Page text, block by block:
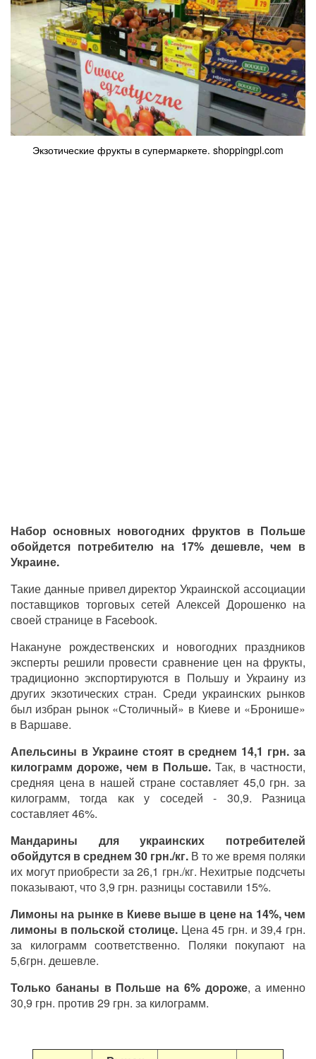
Экзотические фрукты в супермаркете. shoppingpl.com
Набор основных новогодних фруктов в Польше
обойдется потребителю на 17% дешевле, чем в
Украине.
Такие данные привел директор Украинской ассоциации
поставщиков торговых сетей Алексей Дорошенко на
своей странице в Facebook.
Накануне рождественских и новогодних праздников
эксперты решили провести сравнение цен на фрукты,
традиционно экспортируются в Польшу и Украину из
других экзотических стран. Среди украинских рынков
был избран рынок «Столичный» в Киеве и «Бронише»
в Варшаве.
Апельсины в Украине стоят в среднем 14,1 грн. за
килограмм дороже, чем в Польше. Так, в частности,
средняя цена в нашей стране составляет 45,0 грн. за
килограмм, тогда как у соседей - 30,9. Разница
составляет 46%.
Мандарины для украинских потребителей
обойдутся в среднем 30 грн./кг. В то же время поляки
их могут приобрести за 26,1 грн./кг. Нехитрые подсчеты
показывают, что 3,9 грн. разницы составили 15%.
Лимоны на рынке в Киеве выше в цене на 14%, чем
лимоны в польской столице. Цена 45 грн. и 39,4 грн.
за килограмм соответственно. Поляки покупают на
5,6грн. дешевле.
Только бананы в Польше на 6% дороже, а именно
30,9 грн. против 29 грн. за килограмм.